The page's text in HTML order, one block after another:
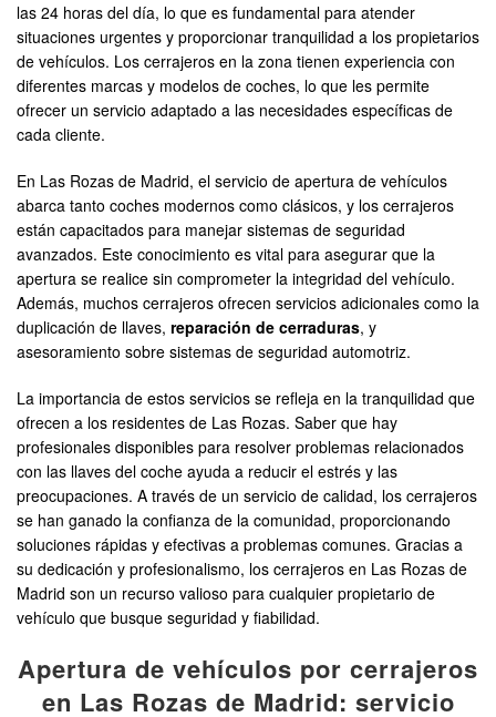
las 24 horas del día, lo que es fundamental para atender
situaciones urgentes y proporcionar tranquilidad a los propietarios
de vehículos. Los cerrajeros en la zona tienen experiencia con
diferentes marcas y modelos de coches, lo que les permite
ofrecer un servicio adaptado a las necesidades específicas de
cada cliente.
En Las Rozas de Madrid, el servicio de apertura de vehículos
abarca tanto coches modernos como clásicos, y los cerrajeros
están capacitados para manejar sistemas de seguridad
avanzados. Este conocimiento es vital para asegurar que la
apertura se realice sin comprometer la integridad del vehículo.
Además, muchos cerrajeros ofrecen servicios adicionales como la
duplicación de llaves, reparación de cerraduras, y
asesoramiento sobre sistemas de seguridad automotriz.
La importancia de estos servicios se refleja en la tranquilidad que
ofrecen a los residentes de Las Rozas. Saber que hay
profesionales disponibles para resolver problemas relacionados
con las llaves del coche ayuda a reducir el estrés y las
preocupaciones. A través de un servicio de calidad, los cerrajeros
se han ganado la confianza de la comunidad, proporcionando
soluciones rápidas y efectivas a problemas comunes. Gracias a
su dedicación y profesionalismo, los cerrajeros en Las Rozas de
Madrid son un recurso valioso para cualquier propietario de
vehículo que busque seguridad y fiabilidad.
Apertura de vehículos por cerrajeros
en Las Rozas de Madrid: servicio